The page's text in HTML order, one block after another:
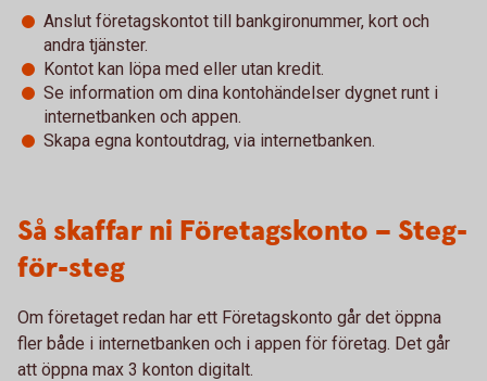
Anslut företagskontot till bankgironummer, kort och
andra tjänster.
Kontot kan löpa med eller utan kredit.
Se information om dina kontohändelser dygnet runt i
internetbanken och appen.
Skapa egna kontoutdrag, via internetbanken.
Så skaffar ni Företagskonto – Steg-
för-steg
Om företaget redan har ett Företagskonto går det öppna
fler både i internetbanken och i appen för företag. Det går
att öppna max 3 konton digitalt.